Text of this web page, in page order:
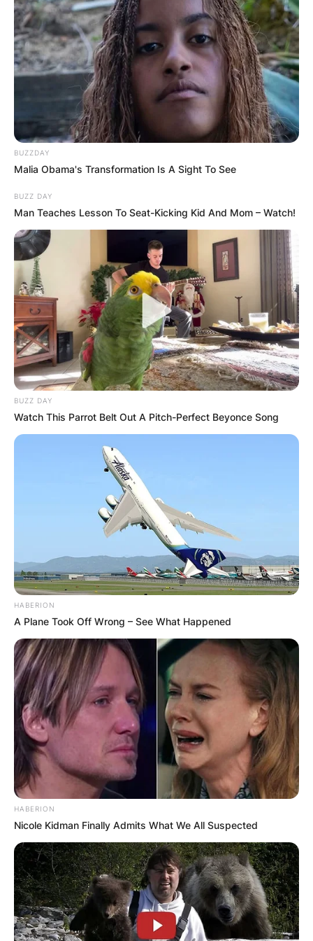
2. Како вклучувањето на различни
видови птици придонесува за успехот на
фармата?
– Најпрво почнавме со обични кокошки, а
потоа вклучивме и дукатки (бисерки). Во
фармата имаме и неколку украсни фазани и
пауни, а имавме и патки кои ги
дислоциравме на друго место. Јајцето како
најбаран производ, кој е полн со минерали,
витамини и протеини, е храна која е
неопходна во човечкиот живот, и тоа
посебно во семејствата со мали деца кои
најчесто бараат ваква храна. Ние со тоа
што донесовме нови животни влијаевме на
биодиверзитетот на нашата фарма, а
воедно понудивме и друг вид на јајца кои
претходно биле застапени во македонското
традиционално мени, но бидејќи не се
Македонија во моментов немаме големи
фарми на дукатки, патки и друго. „Наша
Фарма“ повторно ги запозна луѓето, кои не
пробале такви јајца, да ги вкусат. Во други
земји има фарми со илјадници патки, но кај
нас такво нешто не постои, но затоа ние го
враќаме и тој дел, односно да се вкуси и
таква храна каква што не е достапна во
маркетите и пазарите.
3. Жарко ја споменува љубовта на
неговото семејство кон животните.
Раскажете ни еден обичен ден во
фармата со вашето семејство?
BUZZDAY
Malia Obama's Transformation Is A Sight To See
BUZZ DAY
Man Teaches Lesson To Seat-Kicking Kid And Mom – Watch!
BUZZ DAY
Watch This Parrot Belt Out A Pitch-Perfect Beyonce Song
HABERION
A Plane Took Off Wrong – See What Happened
HABERION
Nicole Kidman Finally Admits What We All Suspected